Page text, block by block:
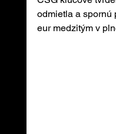
odmietla a spornú
eur medzitým v